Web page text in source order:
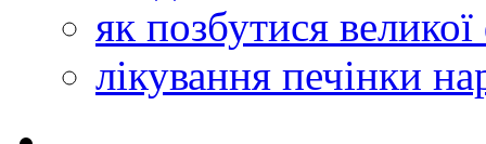
як позбутися
лікування печінки